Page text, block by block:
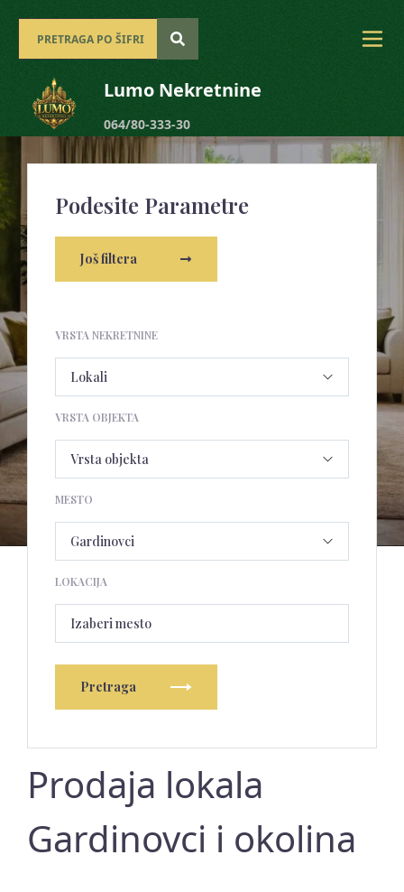
Lumo Nekretnine
064/80-333-30
Podesite Parametre
Još filtera
VRSTA NEKRETNINE
VRSTA OBJEKTA
MESTO
LOKACIJA
Izaberi mesto
Pretraga
Prodaja lokala
Gardinovci i okolina